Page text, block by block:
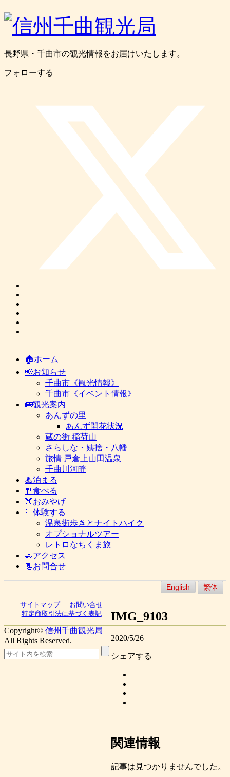
長野県・千曲市の観光情報をお届けいたします。
フォローする
🏠ホーム
📢お知らせ
千曲市《観光情報》
千曲市《イベント情報》
🚌観光案内
あんずの里
あんず開花状況
蔵の街 稲荷山
さらしな・姨捨・八幡
旅情 戸倉上山田温泉
千曲川河畔
♨泊まる
🍴食べる
🍑おみやげ
🏃体験する
温泉街歩きとナイトハイク
オプショナルツアー
レトロなちくま旅
🚗アクセス
📃お問合せ
English 繁体
IMG_9103
2020/5/26
シェアする
関連情報
記事は見つかりませんでした。
サイトマップ
お問い合せ
特定商取引法に基づく表記
Copyright© 信州千曲観光局
All Rights Reserved.